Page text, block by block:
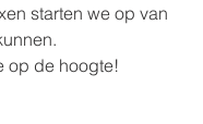
starten we op van
op de hoogte!